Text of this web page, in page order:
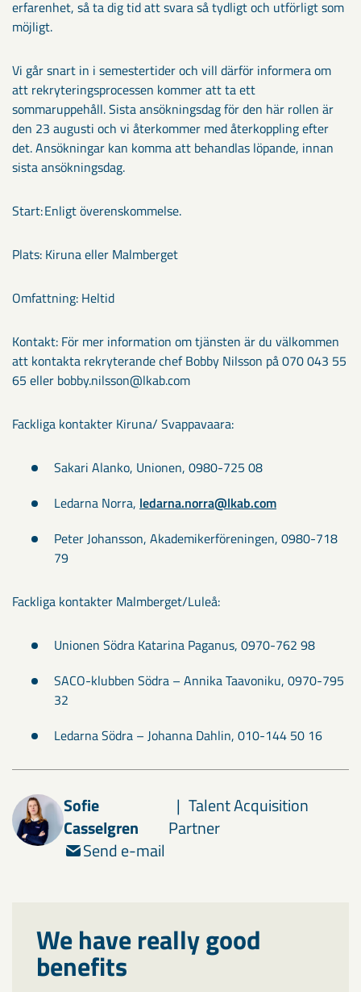
erfarenhet, så ta dig tid att svara så tydligt och utförligt som
möjligt.
Vi går snart in i semestertider och vill därför informera om
att rekryteringsprocessen kommer att ta ett
sommaruppehåll. Sista ansökningsdag för den här rollen är
den 23 augusti och vi återkommer med återkoppling efter
det. Ansökningar kan komma att behandlas löpande, innan
sista ansökningsdag.
Start: Enligt överenskommelse.
Plats: Kiruna eller Malmberget
Omfattning: Heltid
Kontakt: För mer information om tjänsten är du välkommen
att kontakta rekryterande chef Bobby Nilsson på 070 043 55
65 eller bobby.nilsson@lkab.com
Fackliga kontakter Kiruna/ Svappavaara:
Sakari Alanko, Unionen, 0980-725 08
Ledarna Norra, ledarna.norra@lkab.com
Peter Johansson, Akademikerföreningen, 0980-718
79
Fackliga kontakter Malmberget/Luleå:
Unionen Södra Katarina Paganus, 0970-762 98
SACO-klubben Södra – Annika Taavoniku, 0970-795
32
Ledarna Södra – Johanna Dahlin, 010-144 50 16
Sofie
Casselgren
Talent Acquisition
Partner
Send e-mail
We have really good
benefits